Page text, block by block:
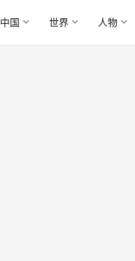
中国 世界 人物